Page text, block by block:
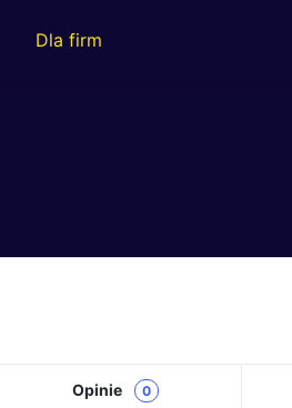
Dla firm
Opinie 0